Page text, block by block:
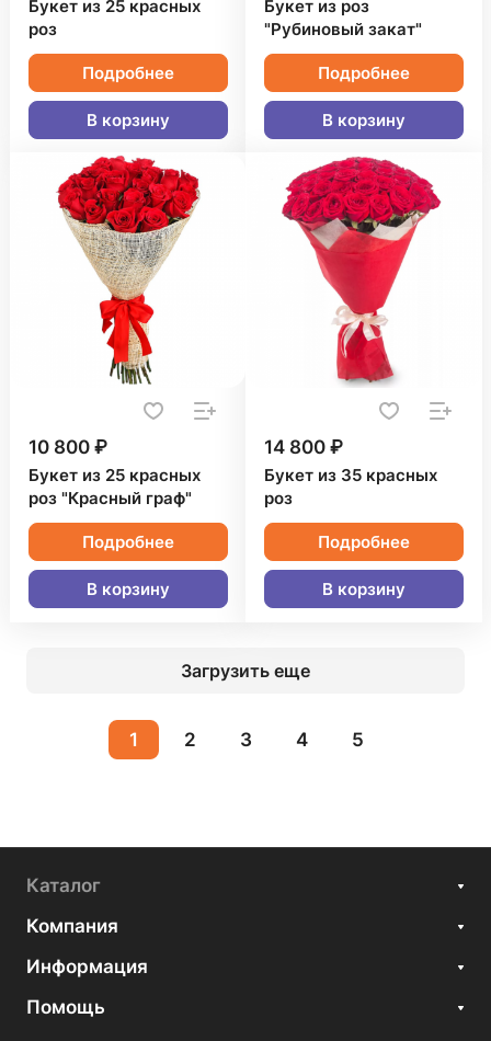
Букет из 25 красных
роз
Подробнее
В корзину
Букет из роз
"Рубиновый закат"
Подробнее
В корзину
10 800 ₽
Букет из 25 красных
роз "Красный граф"
Подробнее
В корзину
14 800 ₽
Букет из 35 красных
роз
Подробнее
В корзину
Загрузить еще
1 2 3 4 5
Каталог
Компания
Информация
Помощь